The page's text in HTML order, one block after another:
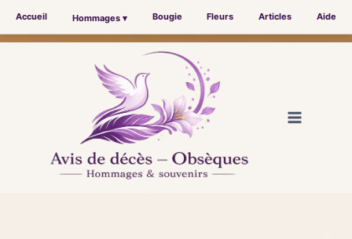
Accueil Hommages ▾ Bougie Fleurs Articles Aide